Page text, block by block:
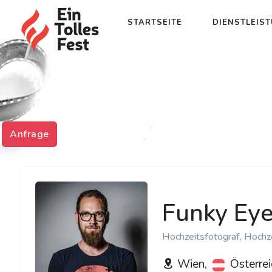
STARTSEITE
Funky
Hochzeitsfotograf,
Wien,
Anfrage